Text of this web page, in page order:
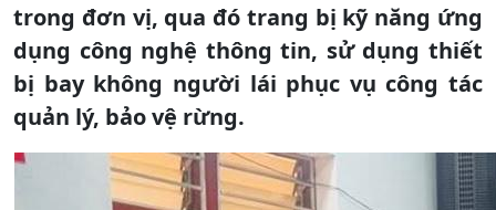
trong đơn vị, qua đó trang bị kỹ năng ứng
dụng công nghệ thông tin, sử dụng thiết
bị bay không người lái phục vụ công tác
quản lý, bảo vệ rừng.